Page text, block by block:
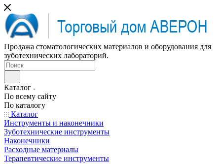
Продажа стоматологических материалов и оборудования для
зуботехнических лабораторий.
Каталог
По всему сайту
По каталогу
Каталог
Инструменты и наконечники
Зуботехнические инструменты
Наконечники
Расходные материалы
Терапевтические инструменты